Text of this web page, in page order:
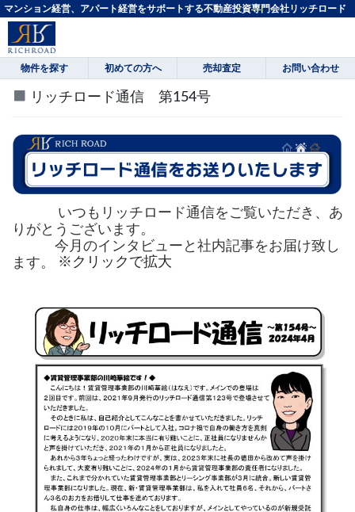
マンション経営、アパート経営をサポートする不動産投資専門会社リッチロード
物件を探す 初めての方へ 売却査定 お問い合わせ
リッチロード通信 第154号
いつもリッチロード通信をご覧いただき、あ
りがとうございます。
今月のインタビューと社内記事をお届け致し
ます。
※クリックで拡大